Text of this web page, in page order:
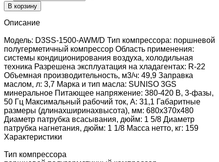
В корзину
Описание
Модель: D3SS-1500-AWM/D Тип компрессора: поршневой
полугерметичный компрессор Область применения:
системы кондиционирования воздуха, холодильная
техника Разрешена эксплуатация на хладагентах: R-22
Объемная производительность, м3/ч: 49,9 Заправка
маслом, л: 3,7 Марка и тип масла: SUNISO 3GS
минеральное Питающее напряжение: 380-420 В, 3-фазы,
50 Гц Максимальный рабочий ток, А: 31,1 Габаритные
размеры (длинаxширинаxвысота), мм: 680x370x480
Диаметр патрубка всасывания, дюйм: 1 5/8 Диаметр
патрубка нагнетания, дюйм: 1 1/8 Масса нетто, кг: 159
Характеристики
Тип компрессора